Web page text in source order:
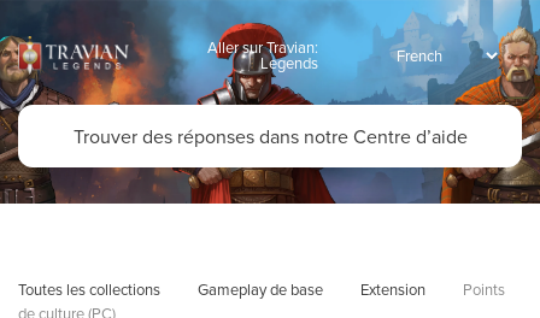
Aller sur Travian:
Legends
Toutes les collections Gameplay de base Extension
Points
de culture (PC)